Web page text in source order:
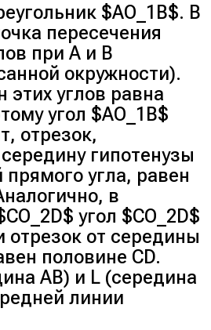
$AO_1B$. В
пересечения
при A и B
окружности).
углов равна
угол $AO_1B$
отрезок,
гипотенузы
угла, равен
в
угол $CO_2D$
отрезок от середины
половине CD.
AB) и L (середина
линии